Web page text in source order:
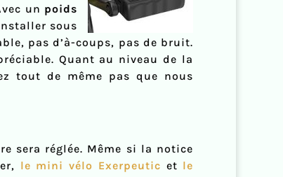
un poids
sous
pas d’à-coups, pas de bruit.
Quant au niveau de la
tout de même pas que nous
sera réglée. Même si la notice
le mini vélo Exerpeutic et le